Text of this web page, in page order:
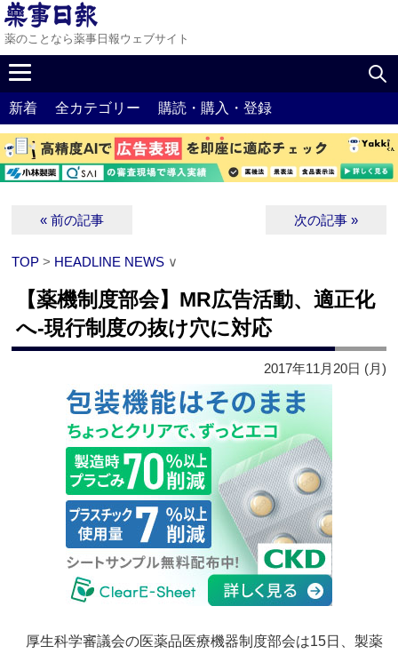
薬のことなら薬事日報ウェブサイト
新着 全カテゴリー 購読・購入・登録
« 前の記事 次の記事 »
TOP > HEADLINE NEWS ∨
【薬機制度部会】MR広告活動、適正化
へ‐現行制度の抜け穴に対応
2017年11月20日 (月)
厚生科学審議会の医薬品医療機器制度部会は15日、製薬